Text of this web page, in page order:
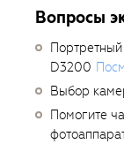
Вопросы
D3200
Выбор
Помогите